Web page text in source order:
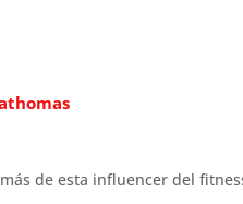
de esta influencer del